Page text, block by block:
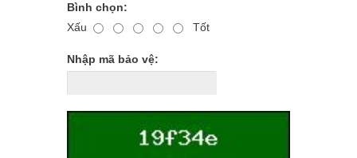
Bình chọn:
Xấu
Tốt
Nhập mã bảo vệ: